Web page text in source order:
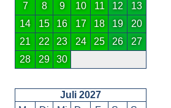
7
8 9 10 11 12
13
14
15 16 17 18 19
20
21
22 23 24 25 26
27
28
29 30
Juli 2027